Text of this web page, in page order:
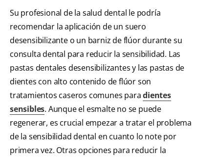
Su profesional de la salud dental le podría
recomendar la aplicación de un suero
desensibilizante o un barniz de flúor durante su
consulta dental para reducir la sensibilidad. Las
pastas dentales desensibilizantes y las pastas de
dientes con alto contenido de flúor son
tratamientos caseros comunes paradientes
sensibles. Aunque el esmalte no se puede
regenerar, es crucial empezar a tratar el problema
de la sensibilidad dental en cuanto lo note por
primera vez. Otras opciones para reducir la